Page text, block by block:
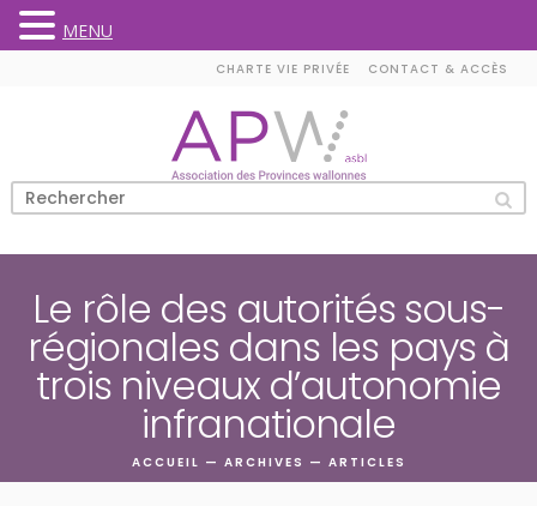
CHARTE VIE PRIVÉE CONTACT & ACCÈS
Le rôle des autorités sous-
régionales dans les pays à
trois niveaux d’autonomie
infranationale
ACCUEIL — ARCHIVES — ARTICLES
MENU